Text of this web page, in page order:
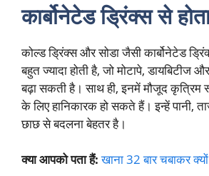
कार्बोनेटेड ड्रिंक्ससे
कोल्ड ड्रिंक्स और सोडा जैसी कार्बोनेटेड
बहुत ज्यादा होती है, जो मोटापे, डायबिटीज
बढ़ा सकती है। साथ ही, इनमें मौजूद कृत्रिम
के लिए हानिकारक हो सकते हैं। इन्हें पानी,
छाछ से बदलना बेहतर है।
क्या आपको पता हैं: खाना 32 बार चबाकर